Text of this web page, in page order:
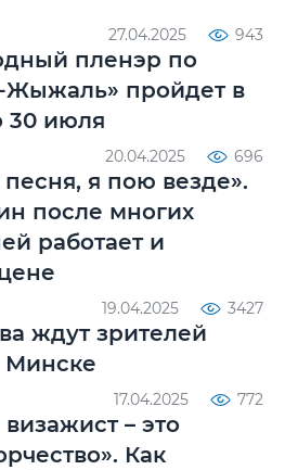
27.04.2025 943
пленэр по
Жыжаль» пройдет в
30 июля
20.04.2025 696
я пою везде».
после многих
работает и
19.04.2025 3427
ждут зрителей
Минске
17.04.2025 772
– это
Как